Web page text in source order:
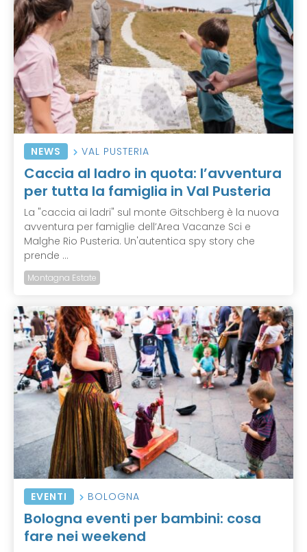
NEWS VAL PUSTERIA
Caccia al ladro in quota: l’avventura
per tutta la famiglia in Val Pusteria
La "caccia ai ladri" sul monte Gitschberg è la nuova
avventura per famiglie dell’Area Vacanze Sci e
Malghe Rio Pusteria. Un'autentica spy story che
prende ...
Montagna Estate
EVENTI BOLOGNA
Bologna eventi per bambini: cosa
fare nei weekend